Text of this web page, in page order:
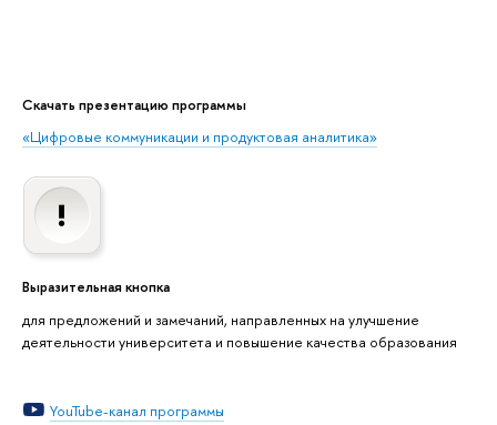
Скачать презентацию программы
«Цифровые коммуникации и продуктовая аналитика»
Выразительная кнопка
для предложений и замечаний, направленных на улучшение
деятельности университета и повышение качества образования
YouTube-канал программы